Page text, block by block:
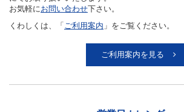
ご利用案内を見る